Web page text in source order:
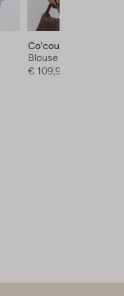
Co'couture
Blouse
€ 109,99